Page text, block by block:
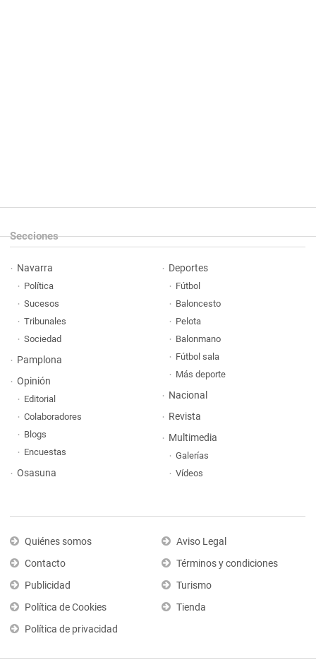
Secciones
Navarra
Política
Sucesos
Tribunales
Sociedad
Pamplona
Opinión
Editorial
Colaboradores
Blogs
Encuestas
Osasuna
Deportes
Fútbol
Baloncesto
Pelota
Balonmano
Fútbol sala
Más deporte
Nacional
Revista
Multimedia
Galerías
Vídeos
Quiénes somos
Contacto
Publicidad
Política de Cookies
Política de privacidad
Aviso Legal
Términos y condiciones
Turismo
Tienda